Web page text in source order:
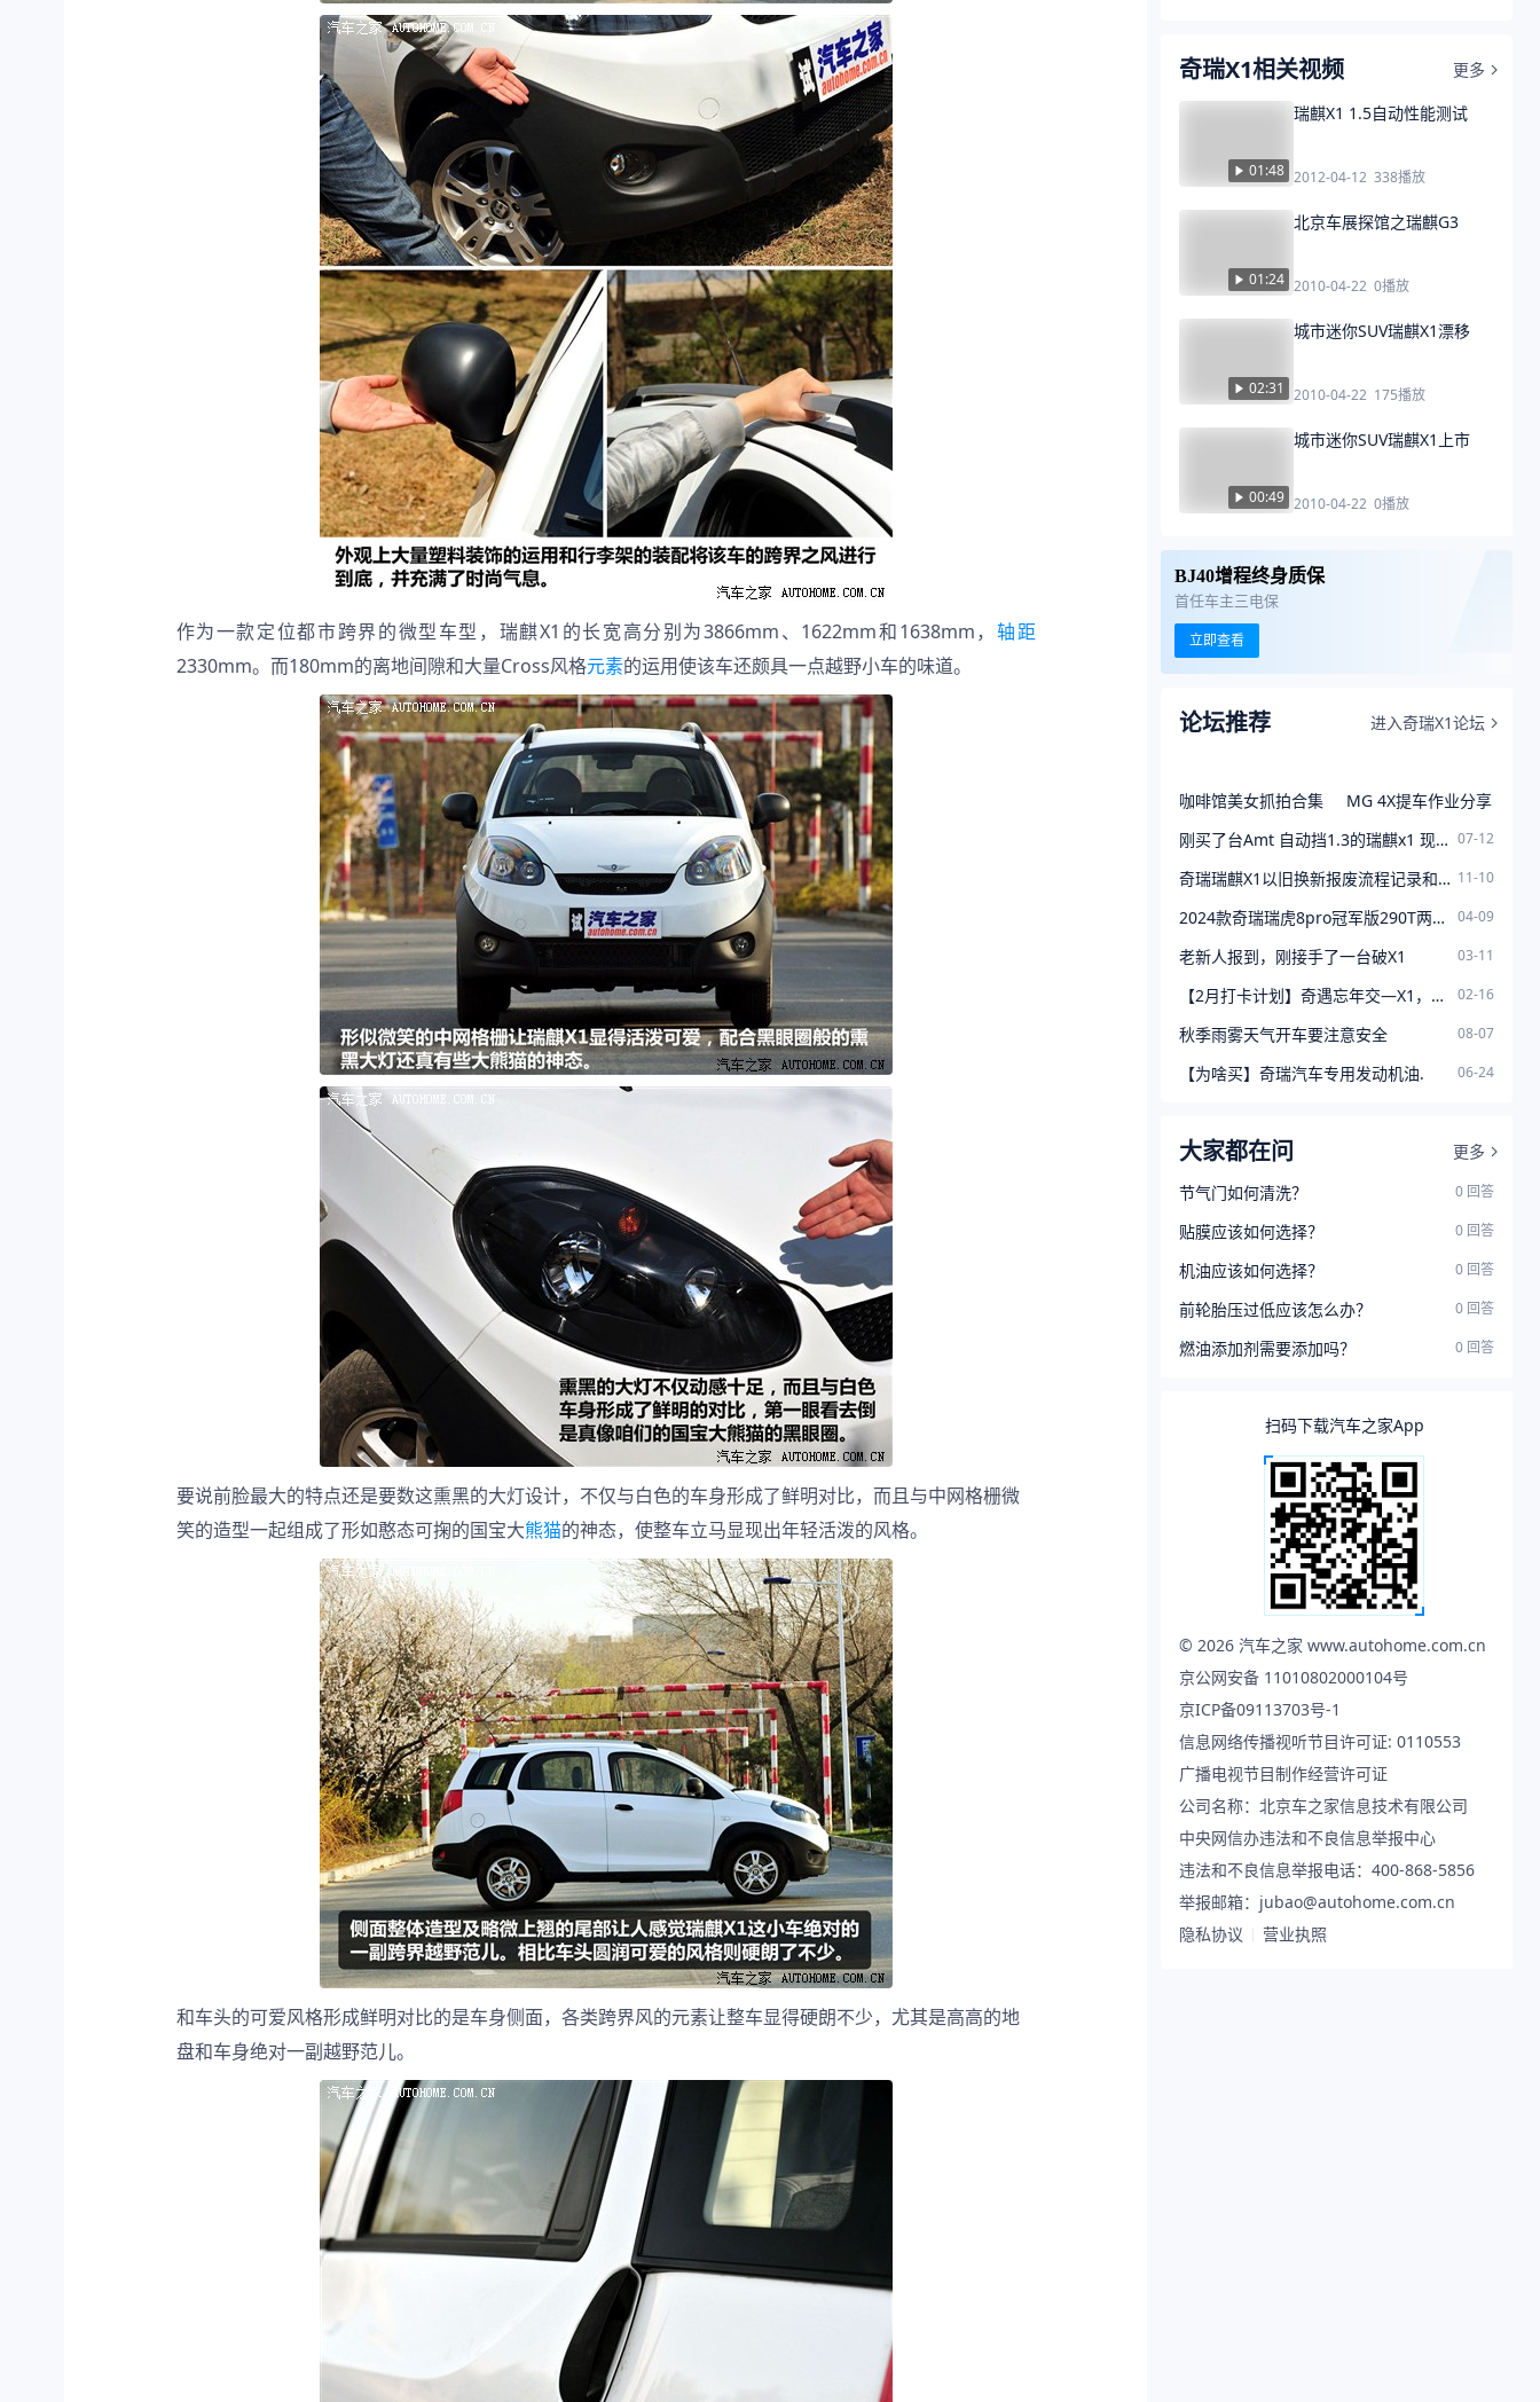
作为一款定位都市跨界的微型车型，瑞麒X1的长宽高分别为3866mm、1622mm和1638mm， 轴距
2330mm。而180mm的离地间隙和大量Cross风格元素的运用使该车还颇具一点越野小车的味道。
要说前脸最大的特点还是要数这熏黑的大灯设计，不仅与白色的车身形成了鲜明对比，而且与中网格栅微
笑的造型一起组成了形如憨态可掬的国宝大熊猫的神态，使整车立马显现出年轻活泼的风格。
和车头的可爱风格形成鲜明对比的是车身侧面，各类跨界风的元素让整车显得硬朗不少，尤其是高高的地
盘和车身绝对一副越野范儿。
奇瑞X1相关视频 更多
01:48
瑞麒X1 1.5自动性能测试
2012-04-12 338播放
01:24
北京车展探馆之瑞麒G3
2010-04-22 0播放
02:31
城市迷你SUV瑞麒X1漂移
2010-04-22 175播放
00:49
城市迷你SUV瑞麒X1上市
2010-04-22 0播放
BJ40增程终身质保
首任车主三电保
立即查看
论坛推荐 进入奇瑞X1论坛
咖啡馆美女抓拍合集
MG 4X提车作业分享
刚买了台Amt 自动挡1.3的瑞麒x1 现在有个问题，就是开 07-12
奇瑞瑞麒X1以旧换新报废流程记录和告别纪念贴 11-10
2024款奇瑞瑞虎8pro冠军版290T两驱闪耀版最新落地价 04-09
老新人报到，刚接手了一台破X1 03-11
【2月打卡计划】奇遇忘年交—X1，不惧风霜留痕、依旧老当益壮 02-16
秋季雨雾天气开车要注意安全 08-07
【为啥买】奇瑞汽车专用发动机油. 06-24
大家都在问
更多
节气门如何清洗？
0 回答
贴膜应该如何选择？ 0 回答
机油应该如何选择？ 0 回答
前轮胎压过低应该怎么办？ 0 回答
燃油添加剂需要添加吗？ 0 回答
扫码下载汽车之家App
© 2026 汽车之家 www.autohome.com.cn
京公网安备 11010802000104号
京ICP备09113703号-1
信息网络传播视听节目许可证: 0110553
广播电视节目制作经营许可证
公司名称：北京车之家信息技术有限公司
中央网信办违法和不良信息举报中心
违法和不良信息举报电话：400-868-5856
举报邮箱：jubao@autohome.com.cn
隐私协议
营业执照